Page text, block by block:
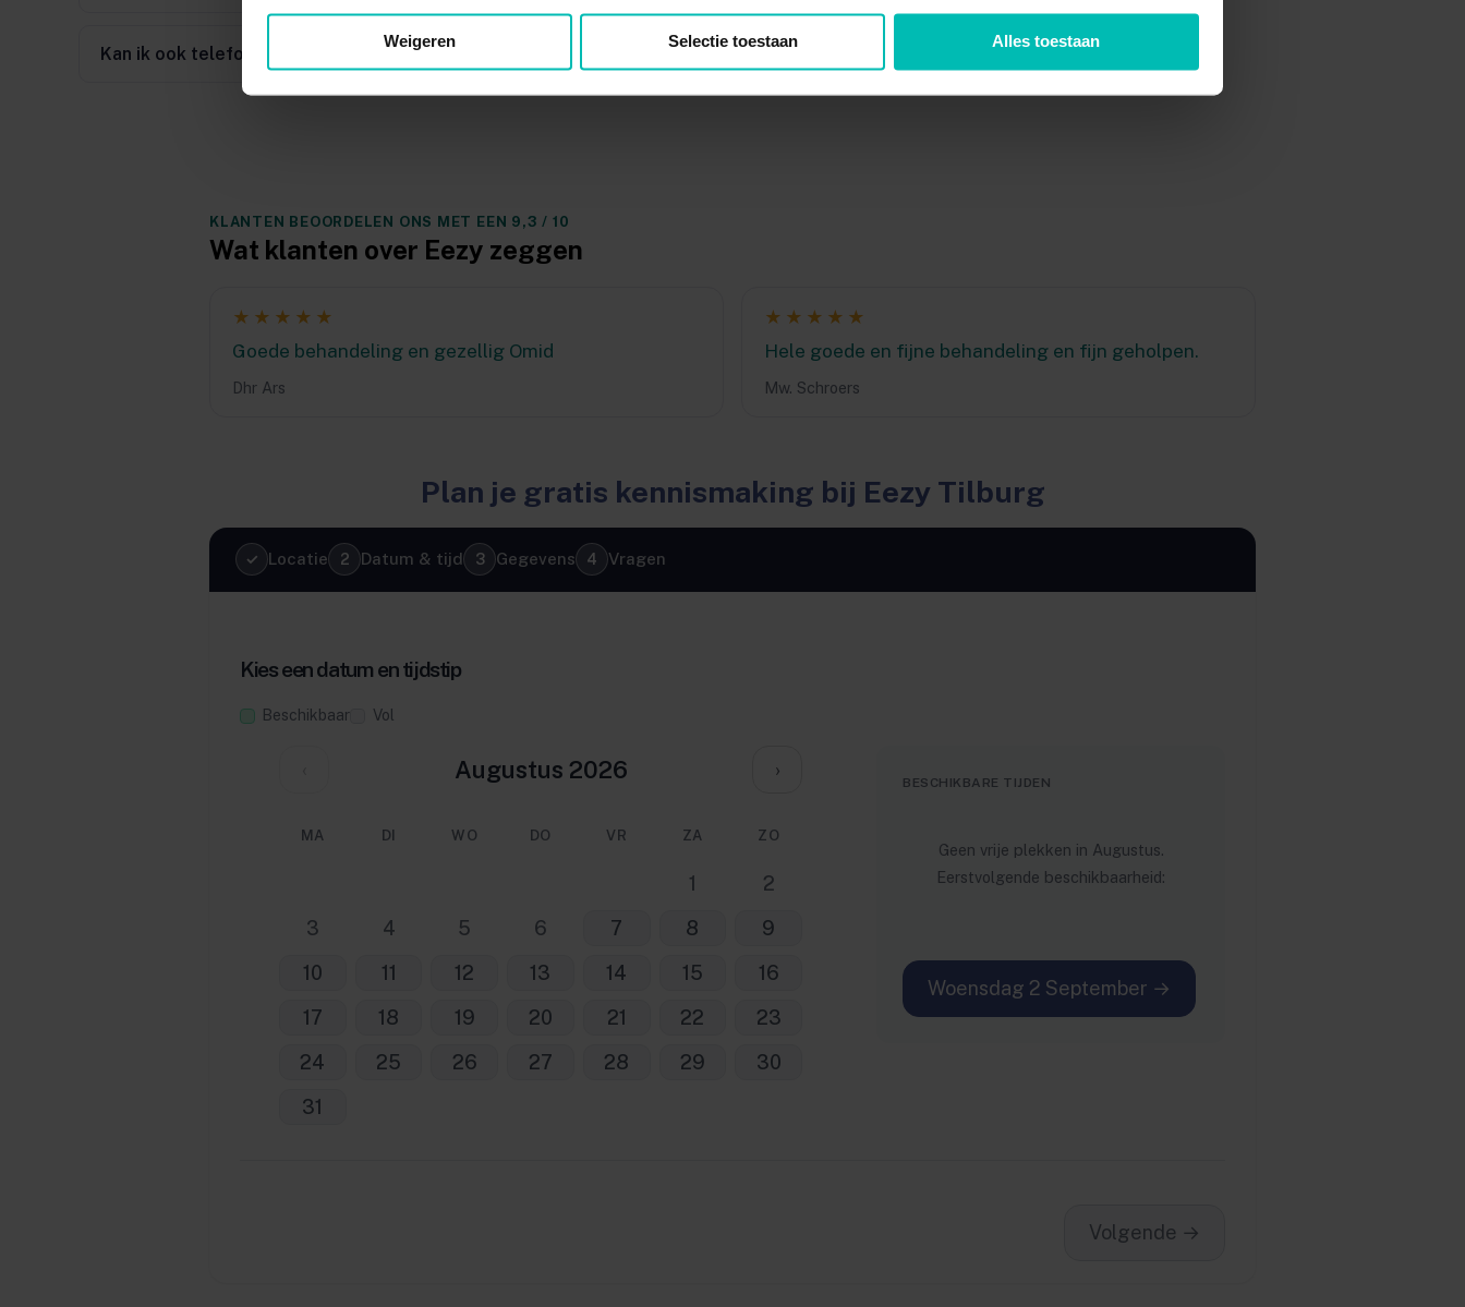
Weigeren Selectie toestaan Alles toestaan
Kan ik ook telefonisch contact opnemen?
KLANTEN BEOORDELEN ONS MET EEN 9,3 / 10
Wat klanten over Eezy zeggen
★★★★★
Goede behandeling en gezellig Omid
Dhr Ars
★★★★★
Hele goede en fijne behandeling en fijn geholpen.
Mw. Schroers
Plan je gratis kennismaking bij Eezy Tilburg
Locatie Datum & tijd Gegevens Vragen
Kies een datum en tijdstip
Beschikbaar Vol
Augustus 2026 ›
MA DI WO DO VR ZA ZO
1
2
3
4 5 6 7 8
9
10
11 12 13 14 15
16
17
18 19 20 21 22
23
24
25 26 27 28 29
30
31
BESCHIKBARE TIJDEN
Geen vrije plekken in Augustus.
Eerstvolgende beschikbaarheid:
Woensdag 2 September →
Volgende →